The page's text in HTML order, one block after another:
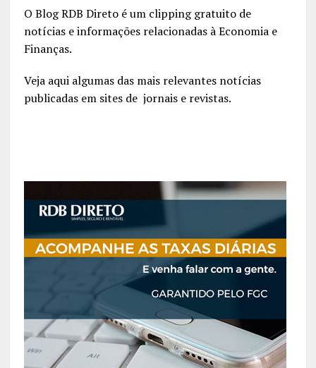
O Blog RDB Direto é um clipping gratuito de
notícias e informações relacionadas à Economia e
Finanças.
Veja aqui algumas das mais relevantes notícias
publicadas em sites de jornais e revistas.